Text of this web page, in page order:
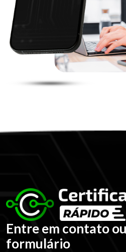
Entre em contato
formulário